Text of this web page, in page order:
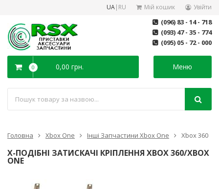
UA| RU Мій кошик Увійти
(096) 83 - 14 - 718
(093) 47 - 35 - 774
(095) 05 - 72 - 000
Меню
0 0,00 грн.
Головна Xbox One Інші Запчастини Xbox One Xbox 360
X-ПОДІБНІ ЗАТИСКАЧІ КРІПЛЕННЯ XBOX 360/XBOX
ONE